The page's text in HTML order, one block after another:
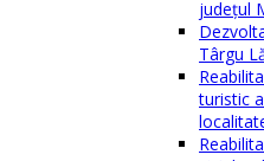
județul
Târgu
turistic